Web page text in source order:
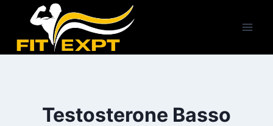
contenuto
Testosterone Basso